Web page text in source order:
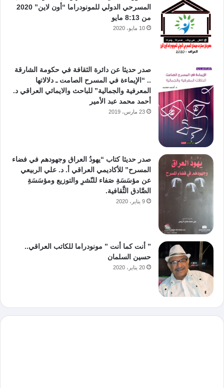
المسرحي الدولي للمونودراما “أون لاين” 2020
من 8:13 مايو
10 مايو، 2020
صدر حديثا عن دائرة الثقافة في حكومة الشارقة
.. “الإيماءة في المسرح الصامت ـ دلالاتها
المعرفية والجمالية” للباحث والايمائي العراقي د.
أحمد محمد عبد الأمير
23 مارس، 2019
صدر حديثا كتاب “يهودُ العراق وجهودهم في فضاء
المسرح” للأكاديمي العراقي أ. د. علي الربيعي
عن مؤسَسَةِ صَفاء للنّشرِ والتوزيع ومؤسَسَةِ
الصَّادق الثَّقافية.
9 يناير، 2020
” أنت كما أنت ” مونودراما للكاتب العراقي..
حسين السلمان
20 يناير، 2020